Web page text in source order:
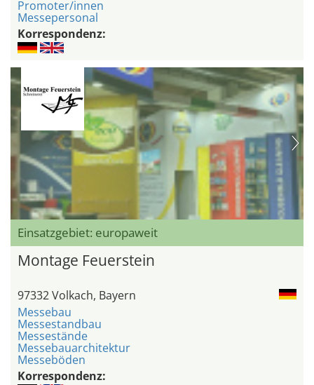
Promoter/innen
Messepersonal
Korrespondenz:
Einsatzgebiet: europaweit
Montage Feuerstein
97332 Volkach, Bayern
Messebau
Messestandbau
Messestände
Messebauarchitektur
Messeböden
Korrespondenz: